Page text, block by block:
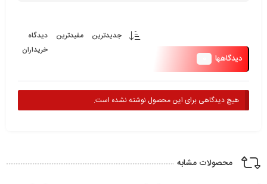
دیدگاهها
جدیدترین مفیدترین
دیدگاه
خریداران
هیچ دیدگاهی برای این محصول نوشته نشده است.
محصولات مشابه